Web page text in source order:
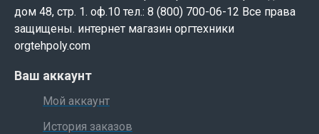
дом 48, стр. 1. оф.10 тел.: 8 (800) 700-06-12 Все права
защищены. интернет магазин оргтехники
orgtehpoly.com
Ваш аккаунт
Мой аккаунт
История заказов